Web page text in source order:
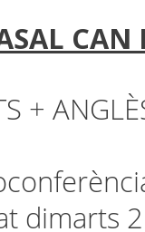
+
dimarts